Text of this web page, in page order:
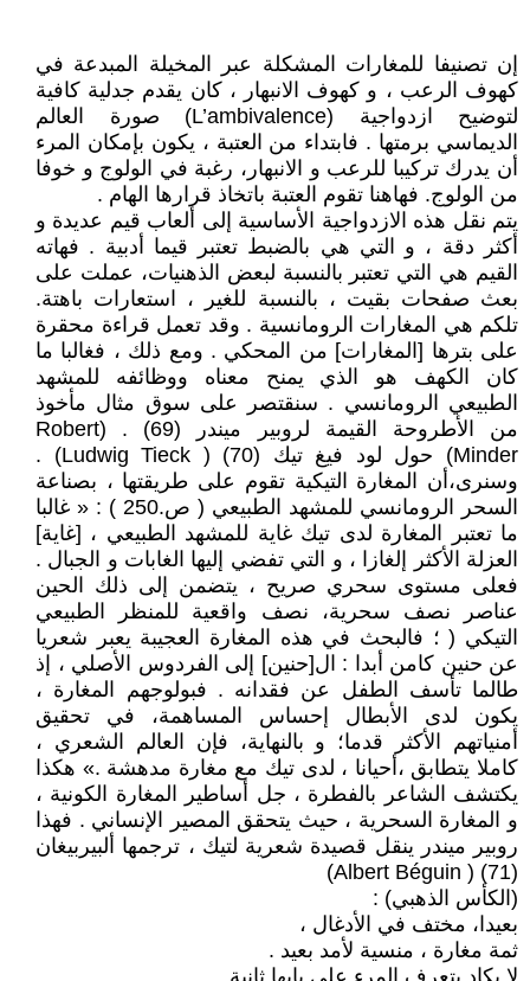
إن تصنيفا للمغارات المشكلة عبر المخيلة المبدعة في
كهوف الرعب ، و كهوف الانبهار ، كان يقدم جدلية كافية
لتوضيح ازدواجية (L’ambivalence) صورة العالم
الديماسي برمتها . فابتداء من العتبة ، يكون بإمكان المرء
أن يدرك تركيبا للرعب و الانبهار، رغبة في الولوج و خوفا
من الولوج. فهاهنا تقوم العتبة باتخاذ قرارها الهام .
يتم نقل هذه الازدواجية الأساسية إلى ألعاب قيم عديدة و
أكثر دقة ، و التي هي بالضبط تعتبر قيما أدبية . فهاته
القيم هي التي تعتبر بالنسبة لبعض الذهنيات، عملت على
بعث صفحات بقيت ، بالنسبة للغير ، استعارات باهتة.
تلكم هي المغارات الرومانسية . وقد تعمل قراءة محقرة
على بترها [المغارات] من المحكي . ومع ذلك ، فغالبا ما
كان الكهف هو الذي يمنح معناه ووظائفه للمشهد
الطبيعي الرومانسي . سنقتصر على سوق مثال مأخوذ
من الأطروحة القيمة لروبير ميندر (69) . (Robert
Minder) حول لود فيغ تيك (70) ( Ludwig Tieck) .
وسنرى،أن المغارة التيكية تقوم على طريقتها ، بصناعة
السحر الرومانسي للمشهد الطبيعي ( ص.250 ) : « غالبا
ما تعتبر المغارة لدى تيك غاية للمشهد الطبيعي ، [غاية]
العزلة الأكثر إلغازا ، و التي تفضي إليها الغابات و الجبال .
فعلى مستوى سحري صريح ، يتضمن إلى ذلك الحين
عناصر نصف سحرية، نصف واقعية للمنظر الطبيعي
التيكي ( ؛ فالبحث في هذه المغارة العجيبة يعبر شعريا
عن حنين كامن أبدا : ال[حنين] إلى الفردوس الأصلي ، إذ
طالما تأسف الطفل عن فقدانه . فبولوجهم المغارة ،
يكون لدى الأبطال إحساس المساهمة، في تحقيق
أمنياتهم الأكثر قدما؛ و بالنهاية، فإن العالم الشعري ،
كاملا يتطابق ،أحيانا ، لدى تيك مع مغارة مدهشة .» هكذا
يكتشف الشاعر بالفطرة ، جل أساطير المغارة الكونية ،
و المغارة السحرية ، حيث يتحقق المصير الإنساني . فهذا
روبير ميندر ينقل قصيدة شعرية لتيك ، ترجمها ألبيربيغان
(71) ( Albert Béguin)
(الكأس الذهبي) :
بعيدا، مختف في الأدغال ،
ثمة مغارة ، منسية لأمد بعيد .